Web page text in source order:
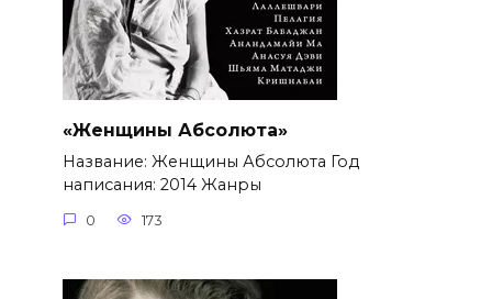
«Женщины Абсолюта»
Название: Женщины Абсолюта Год
написания: 2014 Жанры
0 173